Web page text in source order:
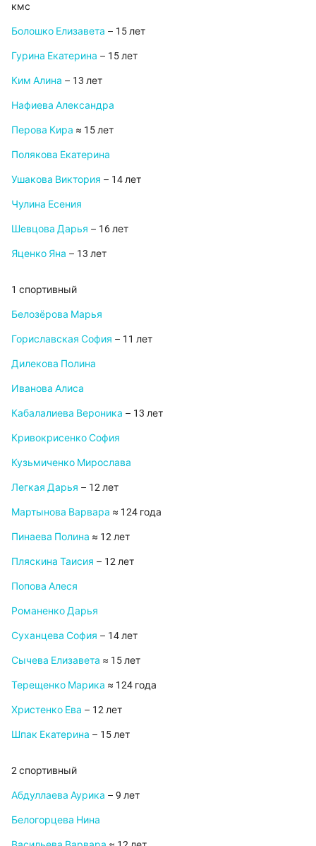
кмс
Болошко Елизавета – 15 лет
Гурина Екатерина – 15 лет
Ким Алина – 13 лет
Нафиева Александра
Перова Кира ≈ 15 лет
Полякова Екатерина
Ушакова Виктория – 14 лет
Чулина Есения
Шевцова Дарья – 16 лет
Яценко Яна – 13 лет
1 спортивный
Белозёрова Марья
Гориславская София – 11 лет
Дилекова Полина
Иванова Алиса
Кабалалиева Вероника – 13 лет
Кривокрисенко София
Кузьмиченко Мирослава
Легкая Дарья – 12 лет
Мартынова Варвара ≈ 124 года
Пинаева Полина ≈ 12 лет
Пляскина Таисия – 12 лет
Попова Алеся
Романенко Дарья
Суханцева София – 14 лет
Сычева Елизавета ≈ 15 лет
Терещенко Марика ≈ 124 года
Христенко Ева – 12 лет
Шпак Екатерина – 15 лет
2 спортивный
Абдуллаева Аурика – 9 лет
Белогорцева Нина